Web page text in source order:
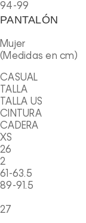
94-99
PANTALÓN
Mujer
(Medidas en cm)
CASUAL
TALLA
TALLA US
CINTURA
CADERA
XS
26
2
61-63.5
89-91.5
27